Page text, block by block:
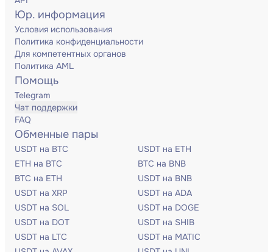
Юр. информация
Условия использования
Политика конфиденциальности
Для компетентных органов
Политика AML
Помощь
Telegram
Чат поддержки
FAQ
Обменные пары
USDT на BTC
USDT на ETH
ETH на BTC
BTC на BNB
BTC на ETH
USDT на BNB
USDT на XRP
USDT на ADA
USDT на SOL
USDT на DOGE
USDT на DOT
USDT на SHIB
USDT на LTC
USDT на MATIC